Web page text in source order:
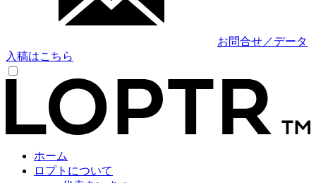
お問合せ／データ
入稿はこちら
ホーム
ロプトについて